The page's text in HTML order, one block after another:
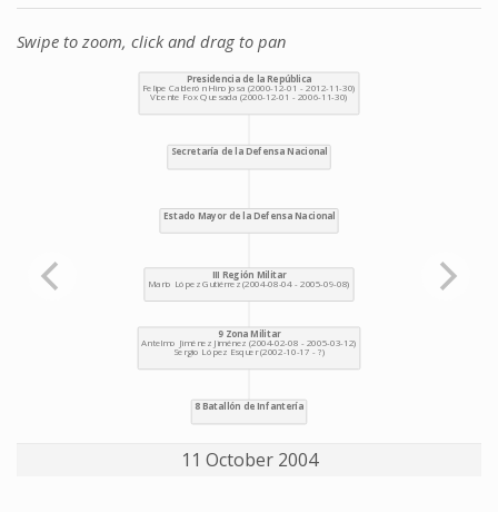
Swipe to zoom, click and drag to pan
11 October 2004